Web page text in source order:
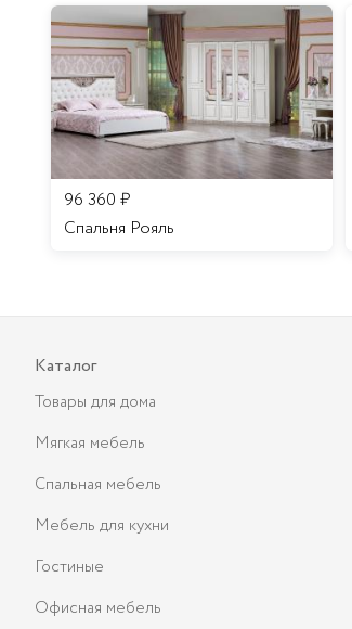
96 360 ₽
Спальня Рояль
Каталог
Товары для дома
Мягкая мебель
Спальная мебель
Мебель для кухни
Гостиные
Офисная мебель